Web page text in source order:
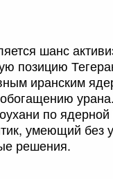
шанс
позицию
иранским
по
умеющий
решения.